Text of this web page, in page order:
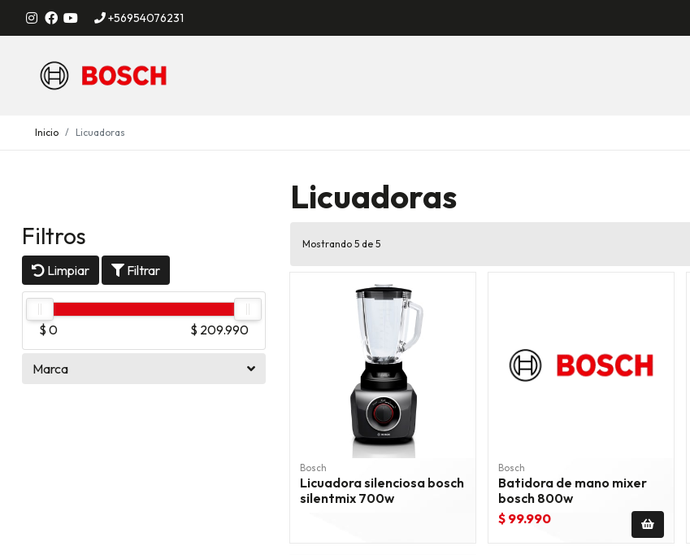
+56954076231
Inicio Licuadoras
Licuadoras
Filtros
Limpiar Filtrar
$ 0 $ 209.990
Marca
Mostrando 5 de 5
Bosch
Licuadora silenciosa bosch
silentmix 700w
Bosch
Batidora de mano mixer
bosch 800w
$ 99.990